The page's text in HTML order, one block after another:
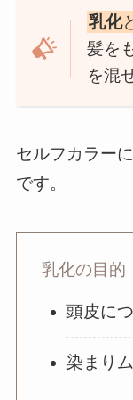
乳化
髪を
を混
セルフカラー
です。
乳化の目的
頭皮に
染まり